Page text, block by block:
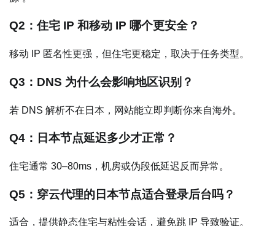
Q2：住宅 IP 和移动 IP 哪个更安全？
移动 IP 匿名性更强，但住宅更稳定，取决于任务类型。
Q3：DNS 为什么会影响地区识别？
若 DNS 解析不在日本，网站能立即判断你来自海外。
Q4：日本节点延迟多少才正常？
住宅通常 30–80ms，机房或伪段低延迟反而异常。
Q5：穿云代理的日本节点适合登录后台吗？
适合，提供静态住宅与粘性会话，避免跳 IP 导致验证。